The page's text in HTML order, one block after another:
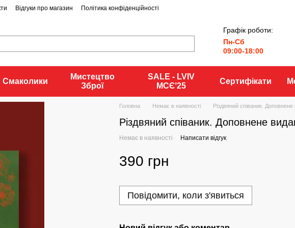
Відгуки про магазин Політика конфіденційності
Графік роботи:
Пн-Сб
09:00-18:00
Смаколики
Мистецтво
Зброї
SALE - LVIV
MCЄʼ25
Сертифікати
Головна Немає в наявності Різдвяний співаник. Доповнене
Різдвяний співаник. Доповнене
Немає в наявності Написати відгук
390 грн
Повідомити, коли з'явиться